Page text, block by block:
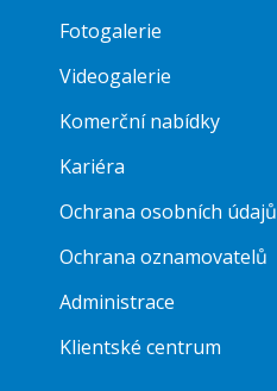
Fotogalerie
Videogalerie
Komerční nabídky
Kariéra
Ochrana osobních údajů
Ochrana oznamovatelů
Administrace
Klientské centrum